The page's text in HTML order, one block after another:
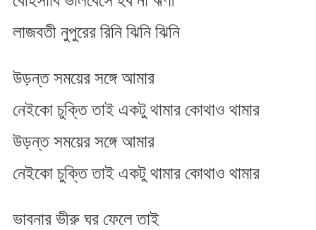
লাজবতী নুপুরের রিনি ঝিনি ঝিনি
উড়ন্ত সময়ের সঙ্গে আমার
নেইকো চুক্তি তাই একটু থামার কোথাও থামার
উড়ন্ত সময়ের সঙ্গে আমার
নেইকো চুক্তি তাই একটু থামার কোথাও থামার
ভাবনার ভীরু ঘর ফেলে তাই